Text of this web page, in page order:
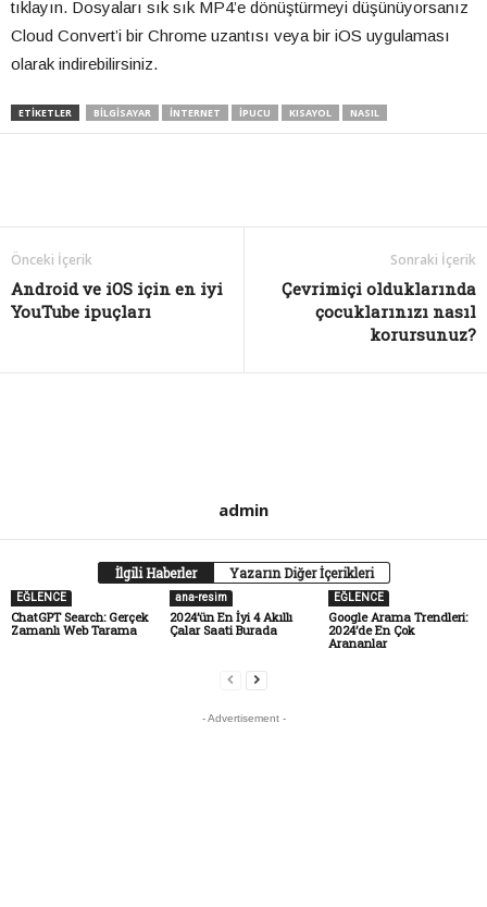
tıklayın. Dosyaları sık sık MP4’e dönüştürmeyi düşünüyorsanız
Cloud Convert’i bir Chrome uzantısı veya bir iOS uygulaması
olarak indirebilirsiniz.
ETIKETLER BILGISAYAR INTERNET IPUCU KISAYOL NASIL
Önceki İçerik
Android ve iOS için en iyi
YouTube ipuçları
Sonraki İçerik
Çevrimiçi olduklarında
çocuklarınızı nasıl
korursunuz?
admin
İlgili Haberler Yazarın Diğer İçerikleri
EĞLENCE
ChatGPT Search: Gerçek
Zamanlı Web Tarama
ana-resim
2024’ün En İyi 4 Akıllı
Çalar Saati Burada
EĞLENCE
Google Arama Trendleri:
2024’de En Çok
Arananlar
- Advertisement -